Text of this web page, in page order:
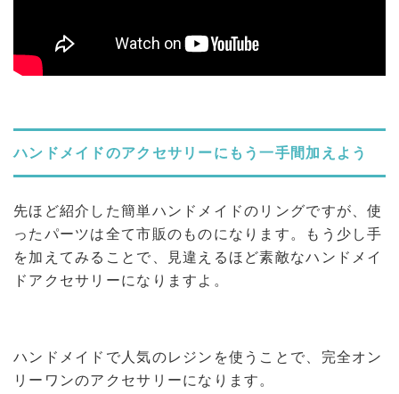
ハンドメイドのアクセサリーにもう一手間加えよう
先ほど紹介した簡単ハンドメイドのリングですが、使
ったパーツは全て市販のものになります。もう少し手
を加えてみることで、見違えるほど素敵なハンドメイ
ドアクセサリーになりますよ。
ハンドメイドで人気のレジンを使うことで、完全オン
リーワンのアクセサリーになります。